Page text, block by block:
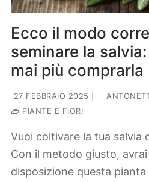
Ecco il modo
seminare la
mai più comprarla
27 FEBBRAIO 2025
PIANTE E FIORI
Vuoi coltivare la tua salvia
Con il metodo giusto,
disposizione questa